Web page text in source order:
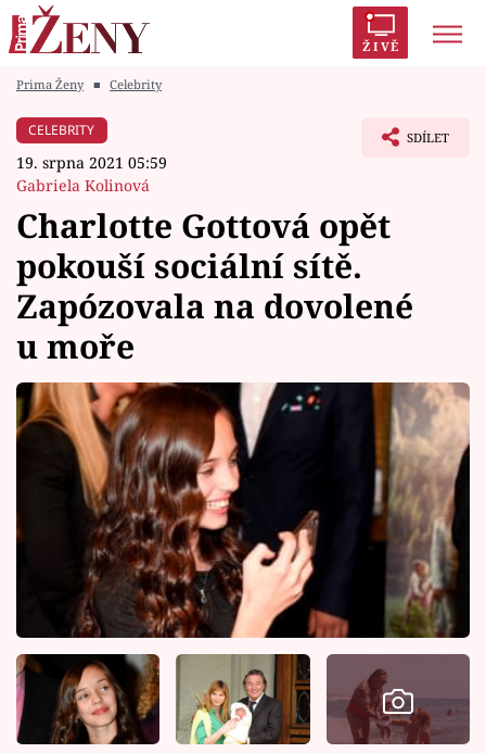
ŽIVĚ
Módní alarm
Témata
Celebrity
Vztahy
Seriály
Horoskopy
Sledujte prima+
Filmový festival Karlovy Vary
Pořady
Mámy sobě
Prima Ženy ■ Celebrity
CELEBRITY
19. srpna 2021 05:59
Gabriela Kolinová
SDÍLET
Charlotte Gottová opět
pokouší sociální sítě.
Zapózovala na dovolené
u moře